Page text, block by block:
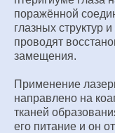
поражённой
глазных структур
проводят
замещения.
Применение
направлено на
тканей
его питание и он